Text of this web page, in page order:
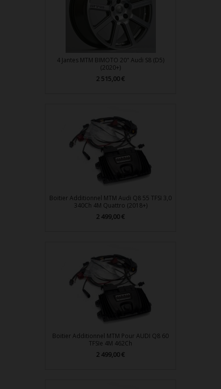
4 Jantes MTM BIMOTO 20" Audi S8 (D5)
(2020+)
Prix
2 515,00 €
Boitier Additionnel MTM Audi Q8 55 TFSI 3,0
340Ch 4M Quattro (2018+)
Prix
2 499,00 €
Boitier Additionnel MTM Pour AUDI Q8 60
TFSIe 4M 462Ch
Prix
2 499,00 €